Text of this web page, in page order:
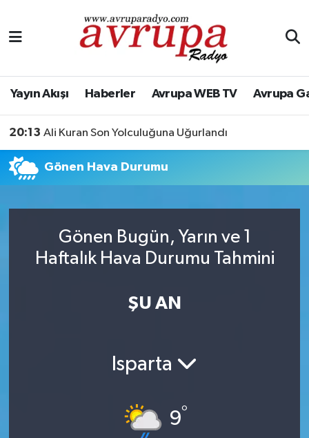
Yayın Akışı Haberler Avrupa WEB TV Avrupa
20:13 Ali Kuran Son Yolculuğuna Uğurlandı
Gönen Hava Durumu
Gönen Bugün, Yarın ve 1
Haftalık Hava Durumu Tahmini
ŞU AN
Isparta
9°
Yayın Akışı
Haberler
KÜLTÜR-SANAT
Genel
Nöbetçi Eczaneler
Hava Durumu
Tüm Manşetler
Son Dakika Haberleri